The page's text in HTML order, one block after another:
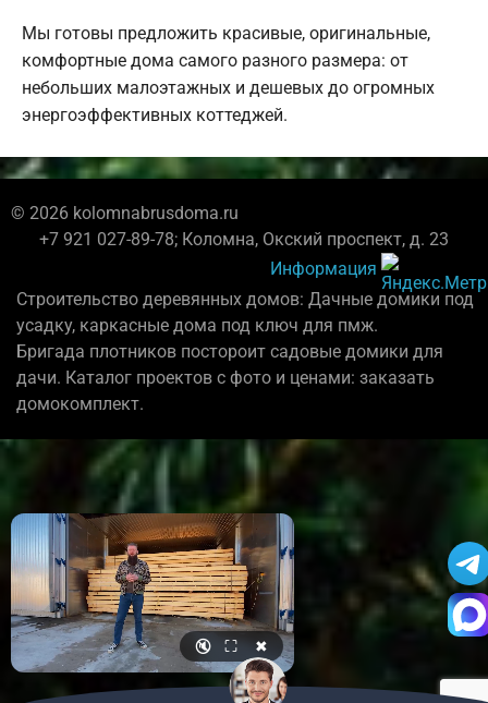
Мы готовы предложить красивые, оригинальные,
комфортные дома самого разного размера: от
небольших малоэтажных и дешевых до огромных
энергоэффективных коттеджей.
© 2026 kolomnabrusdoma.ru
+7 921 027-89-78; Коломна, Окский проспект, д. 23
Информация
Строительство деревянных домов: Дачные домики под
усадку, каркасные дома под ключ для пмж.
Бригада плотников постороит садовые домики для
дачи. Каталог проектов с фото и ценами: заказать
домокомплект.
🔇 ⛶ ✖